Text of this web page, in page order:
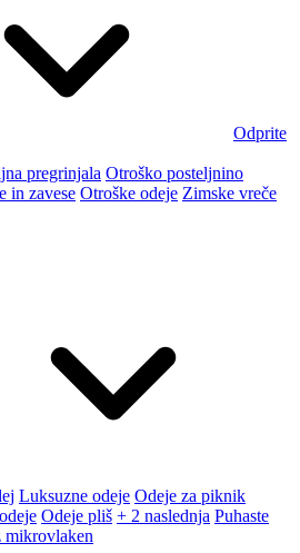
Odprite
pregrinjala Otroško posteljnino
in zavese Otroške odeje Zimske vreče
Luksuzne odeje Odeje za piknik
Odeje pliš + 2 naslednja Puhaste
mikrovlaken